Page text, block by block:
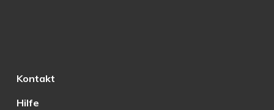
Kontakt
Hilfe